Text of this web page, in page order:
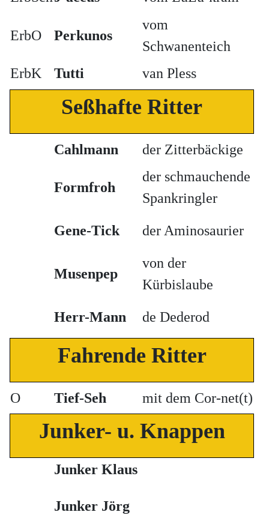
ErbO Perkunos
vom
Schwanenteich
ErbK
Tutti van Pless
Seßhafte Ritter
Cahlmann der Zitterbäckige
Formfroh
der schmauchende
Spankringler
Gene-Tick der Aminosaurier
Musenpep
von der
Kürbislaube
Herr-Mann de Dederod
Fahrende Ritter
O Tief-Seh mit dem Cor-net(t)
Junker- u. Knappen
Junker Klaus
Junker Jörg